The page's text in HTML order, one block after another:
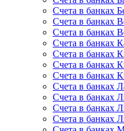
Счета в банках
Счета в банках
Счета в банках
Счета в банках
Счета в банках
Счета в банках
Счета в банках
Счета в банках
Счета в банках
Счета в банках
Счета в банках